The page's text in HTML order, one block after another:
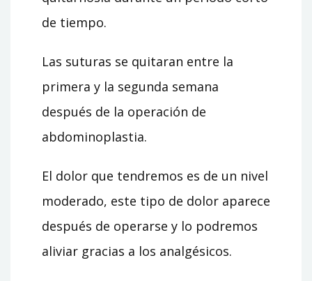
de tiempo.
Las suturas se quitaran entre la
primera y la segunda semana
después de la operación de
abdominoplastia.
El dolor que tendremos es de un nivel
moderado, este tipo de dolor aparece
después de operarse y lo podremos
aliviar gracias a los analgésicos.